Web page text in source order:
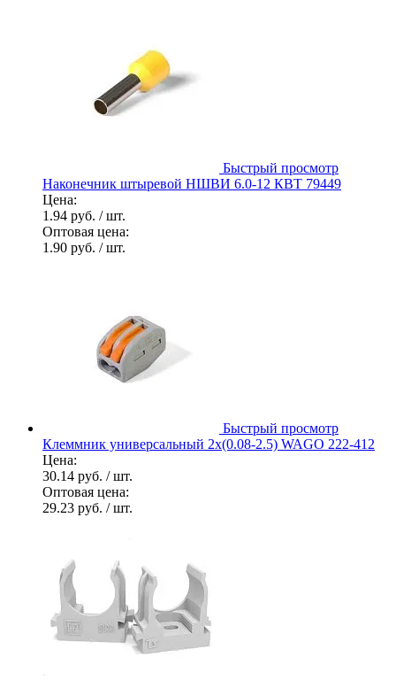
Быстрый просмотр
Наконечник штыревой НШВИ 6.0-12 КВТ 79449
Цена:
1.94 руб. / шт.
Оптовая цена:
1.90 руб. / шт.
Быстрый просмотр
Клеммник универсальный 2х(0.08-2.5) WAGO 222-412
Цена:
30.14 руб. / шт.
Оптовая цена:
29.23 руб. / шт.